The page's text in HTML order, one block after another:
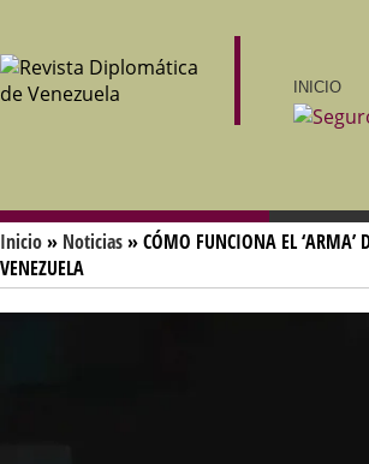
INICIO
Inicio» Noticias» CÓMO FUNCIONA EL ‘ARMA’
VENEZUELA